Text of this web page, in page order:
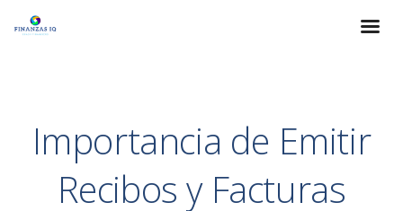
Importancia de Emitir
Recibos y Facturas